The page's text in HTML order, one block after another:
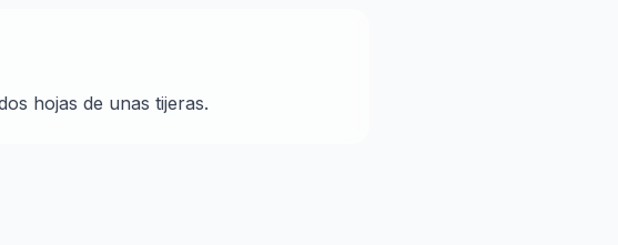
hojas de unas tijeras.